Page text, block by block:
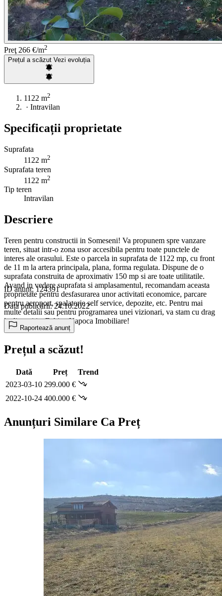
Preţ 266 €/m2
Prețul a scăzut Vezi evoluția
1122 m2
· Intravilan
Specificații proprietate
Suprafata
1122 m2
Suprafata teren
1122 m2
Tip teren
Intravilan
Descriere
Teren pentru constructii in Someseni! Va propunem spre vanzare
teren, situat intr-o zona usor accesibila pentru toate punctele de
interes ale orasului. Este o parcela in suprafata de 1122 mp, cu front
de 11 m la artera principala, plana, forma regulata. Dispune de o
suprafata construita de aproximativ 150 mp si are toate utilitatile.
Avand in vedere suprafata si amplasamentul, recomandam aceasta
proprietate pentru desfasurarea unor activitati economice, parcare
pentru aeroport, spalatorie self service, depozite, etc. Pentru mai
multe detalii sau pentru programarea unei vizionari, va stam cu drag
la dispozitie, Echipa Napoca Imobiliare!
ID anunț: 124391
Data publicării: 24.10.2022
Raportează anunț
Prețul a scăzut!
Dată Preț
Trend
2023-03-10 299.000 €
2022-10-24 400.000 €
Anunțuri Similare Ca Preț